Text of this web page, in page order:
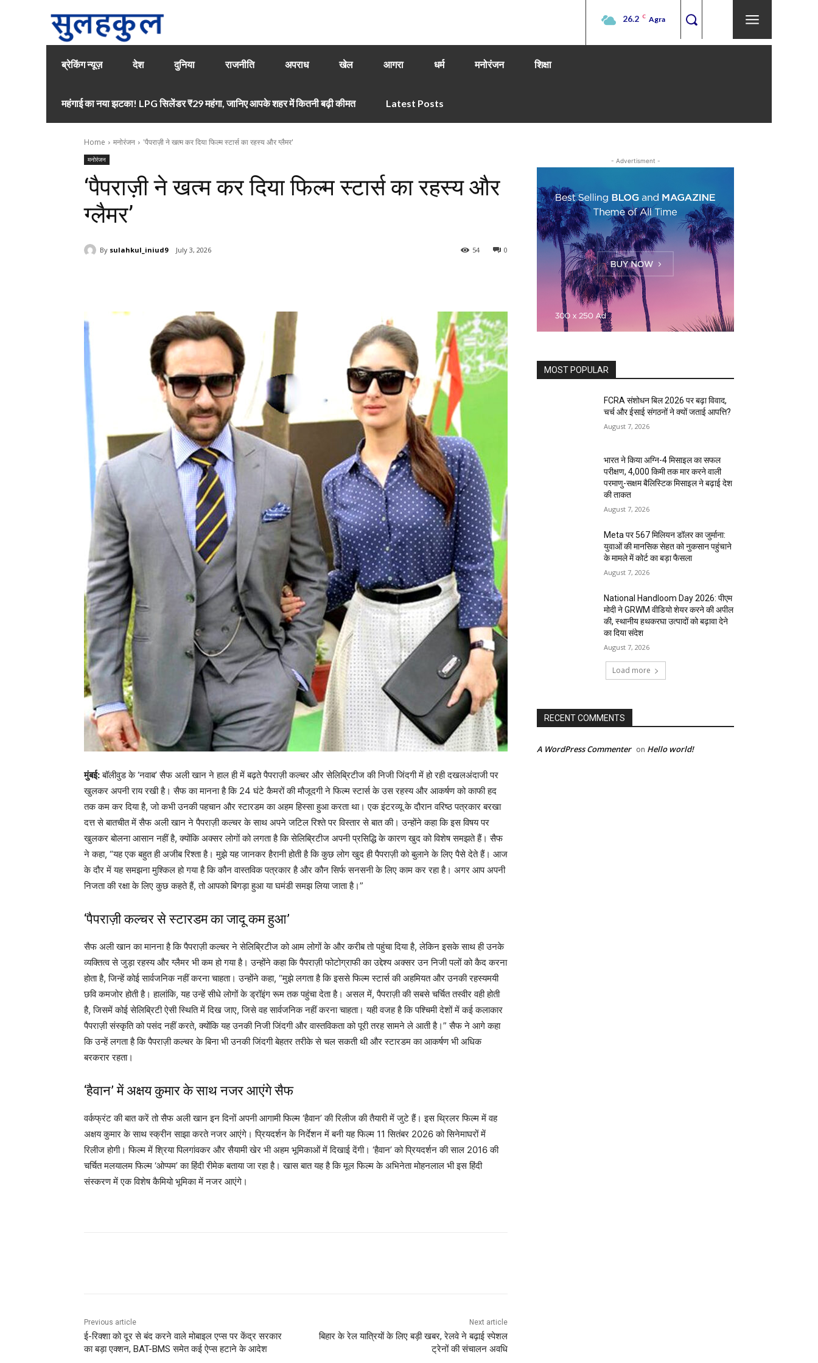
26.2 C Agra
ब्रेकिंग न्यूज़ देश दुनिया राजनीति अपराध खेल आगरा धर्म मनोरंजन शिक्षा
महंगाई का नया झटका! LPG सिलेंडर ₹29 महंगा, जानिए आपके शहर में कितनी बढ़ी कीमत Latest Posts
Home मनोरंजन 'पैपराज़ी ने खत्म कर दिया फिल्म स्टार्स का रहस्य और ग्लैमर'
मनोरंजन
‘पैपराज़ी ने खत्म कर दिया फिल्म स्टार्स का रहस्य और
ग्लैमर’
By sulahkul_iniud9 July 3, 2026 0
54
मुंबई:बॉलीवुड के ‘नवाब’ सैफ अली खान ने हाल ही में बढ़ते पैपराज़ी कल्चर और सेलिब्रिटीज की निजी जिंदगी में हो रही दखलअंदाजी पर
खुलकर अपनी राय रखी है। सैफ का मानना है कि 24 घंटे कैमरों की मौजूदगी ने फिल्म स्टार्स के उस रहस्य और आकर्षण को काफी हद
तक कम कर दिया है, जो कभी उनकी पहचान और स्टारडम का अहम हिस्सा हुआ करता था। एक इंटरव्यू के दौरान वरिष्ठ पत्रकार बरखा
दत्त से बातचीत में सैफ अली खान ने पैपराज़ी कल्चर के साथ अपने जटिल रिश्ते पर विस्तार से बात की। उन्होंने कहा कि इस विषय पर
खुलकर बोलना आसान नहीं है, क्योंकि अक्सर लोगों को लगता है कि सेलिब्रिटीज अपनी प्रसिद्धि के कारण खुद को विशेष समझते हैं। सैफ
ने कहा, “यह एक बहुत ही अजीब रिश्ता है। मुझे यह जानकर हैरानी होती है कि कुछ लोग खुद ही पैपराज़ी को बुलाने के लिए पैसे देते हैं। आज
के दौर में यह समझना मुश्किल हो गया है कि कौन वास्तविक पत्रकार है और कौन सिर्फ सनसनी के लिए काम कर रहा है। अगर आप अपनी
निजता की रक्षा के लिए कुछ कहते हैं, तो आपको बिगड़ा हुआ या घमंडी समझ लिया जाता है।”
‘पैपराज़ी कल्चर से स्टारडम का जादू कम हुआ’
सैफ अली खान का मानना है कि पैपराज़ी कल्चर ने सेलिब्रिटीज को आम लोगों के और करीब तो पहुंचा दिया है, लेकिन इसके साथ ही उनके
व्यक्तित्व से जुड़ा रहस्य और ग्लैमर भी कम हो गया है। उन्होंने कहा कि पैपराज़ी फोटोग्राफी का उद्देश्य अक्सर उन निजी पलों को कैद करना
होता है, जिन्हें कोई सार्वजनिक नहीं करना चाहता। उन्होंने कहा, “मुझे लगता है कि इससे फिल्म स्टार्स की अहमियत और उनकी रहस्यमयी
छवि कमजोर होती है। हालांकि, यह उन्हें सीधे लोगों के ड्रॉइंग रूम तक पहुंचा देता है। असल में, पैपराज़ी की सबसे चर्चित तस्वीर वही होती
है, जिसमें कोई सेलिब्रिटी ऐसी स्थिति में दिख जाए, जिसे वह सार्वजनिक नहीं करना चाहता। यही वजह है कि पश्चिमी देशों में कई कलाकार
पैपराज़ी संस्कृति को पसंद नहीं करते, क्योंकि यह उनकी निजी जिंदगी और वास्तविकता को पूरी तरह सामने ले आती है।” सैफ ने आगे कहा
कि उन्हें लगता है कि पैपराज़ी कल्चर के बिना भी उनकी जिंदगी बेहतर तरीके से चल सकती थी और स्टारडम का आकर्षण भी अधिक
बरकरार रहता।
‘हैवान’ में अक्षय कुमार के साथ नजर आएंगे सैफ
वर्कफ्रंट की बात करें तो सैफ अली खान इन दिनों अपनी आगामी फिल्म ‘हैवान’ की रिलीज की तैयारी में जुटे हैं। इस थ्रिलर फिल्म में वह
अक्षय कुमार के साथ स्क्रीन साझा करते नजर आएंगे। प्रियदर्शन के निर्देशन में बनी यह फिल्म 11 सितंबर 2026 को सिनेमाघरों में
रिलीज होगी। फिल्म में श्रिया पिलगांवकर और सैयामी खेर भी अहम भूमिकाओं में दिखाई देंगी। ‘हैवान’ को प्रियदर्शन की साल 2016 की
चर्चित मलयालम फिल्म ‘ओप्पम’ का हिंदी रीमेक बताया जा रहा है। खास बात यह है कि मूल फिल्म के अभिनेता मोहनलाल भी इस हिंदी
संस्करण में एक विशेष कैमियो भूमिका में नजर आएंगे।
Previous article
ई-रिक्शा को दूर से बंद करने वाले मोबाइल एप्स पर केंद्र सरकार
का बड़ा एक्शन, BAT-BMS समेत कई ऐप्स हटाने के आदेश
Next article
बिहार के रेल यात्रियों के लिए बड़ी खबर, रेलवे ने बढ़ाई स्पेशल
ट्रेनों की संचालन अवधि
- Advertisment -
MOST POPULAR
FCRA संशोधन बिल 2026 पर बढ़ा विवाद,
चर्च और ईसाई संगठनों ने क्यों जताई आपत्ति?
August 7, 2026
भारत ने किया अग्नि-4 मिसाइल का सफल
परीक्षण, 4,000 किमी तक मार करने वाली
परमाणु-सक्षम बैलिस्टिक मिसाइल ने बढ़ाई देश
की ताकत
August 7, 2026
Meta पर 567 मिलियन डॉलर का जुर्माना:
युवाओं की मानसिक सेहत को नुकसान पहुंचाने
के मामले में कोर्ट का बड़ा फैसला
August 7, 2026
National Handloom Day 2026: पीएम
मोदी ने GRWM वीडियो शेयर करने की अपील
की, स्थानीय हथकरघा उत्पादों को बढ़ावा देने
का दिया संदेश
August 7, 2026
Load more
RECENT COMMENTS
A WordPress Commenter on Hello world!